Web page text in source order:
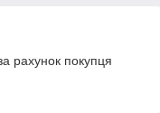
рахунок покупця